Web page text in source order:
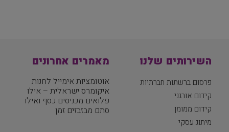
השירותים שלנו
פרסום ברשתות חברתיות
קידום אורגני
קידום ממומן
מיתוג עסקי
מאמרים אחרונים
אוטומציות אימייל לחנות
איקומרס ישראלית – אילו
פלואים מכניסים כסף ואילו
סתם מבזבזים זמן